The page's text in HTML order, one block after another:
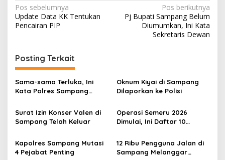
Navigasi
pos
Pos sebelumnya
Update Data KK Tentukan
Pencairan PIP
Pos berikutnya
Pj Bupati Sampang Belum
Diumumkan, Ini Kata
Sekretaris Dewan
Posting Terkait
Sama-sama Terluka, Ini
Kata Polres Sampang
Warga Banjar
Oknum Kiyai di Sampang
Dilaporkan ke Polisi
Surat Izin Konser Valen di
Sampang Telah Keluar
Operasi Semeru 2026
Dimulai, Ini Daftar 10
yang Diincar
Kapolres Sampang Mutasi
4 Pejabat Penting
12 Ribu Pengguna Jalan di
Sampang Melanggar